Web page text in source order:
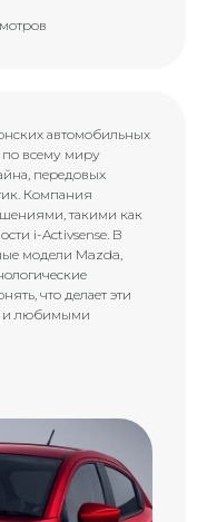
автомобильных
по всему миру
передовых
Компания
такими как
i-Activsense. В
модели Mazda,
что делает эти
и любимыми